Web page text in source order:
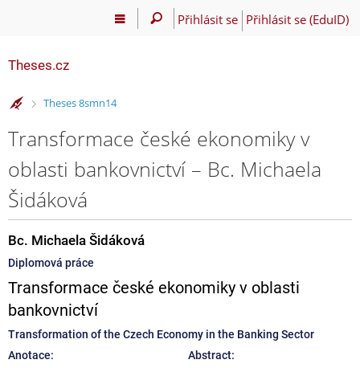
Přihlásit se Přihlásit se (EduID)
Theses.cz
>
Theses 8smn14
Transformace české ekonomiky v
oblasti bankovnictví – Bc. Michaela
Šidáková
Bc. Michaela Šidáková
Diplomová práce
Transformace české ekonomiky v oblasti
bankovnictví
Transformation of the Czech Economy in the Banking Sector
Anotace:
Abstract: